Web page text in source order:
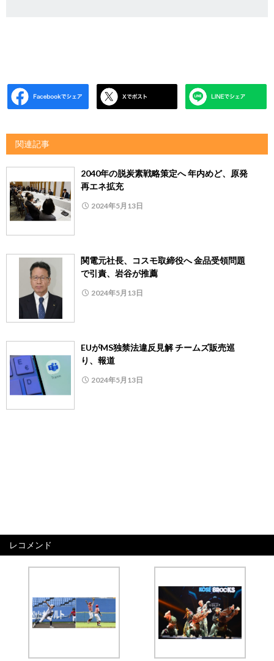
関連記事
2040年の脱炭素戦略策定へ 年内めど、原発
再エネ拡充
2024年5月13日
関電元社長、コスモ取締役へ 金品受領問題
で引責、岩谷が推薦
2024年5月13日
EUがMS独禁法違反見解 チームズ販売巡
り、報道
2024年5月13日
レコメンド